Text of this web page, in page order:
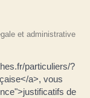
et administrative
particuliers/?
a>, vous
de